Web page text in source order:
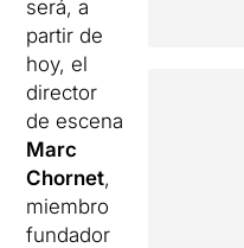
será, a
partir de
hoy, el
director
de escena
Marc
Chornet,
miembro
fundador